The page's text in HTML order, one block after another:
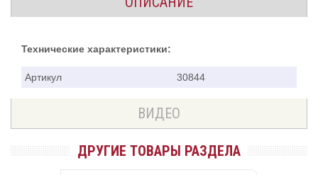
Технические характеристики:
Артикул 30844
ВИДЕО
ДРУГИЕ ТОВАРЫ РАЗДЕЛА